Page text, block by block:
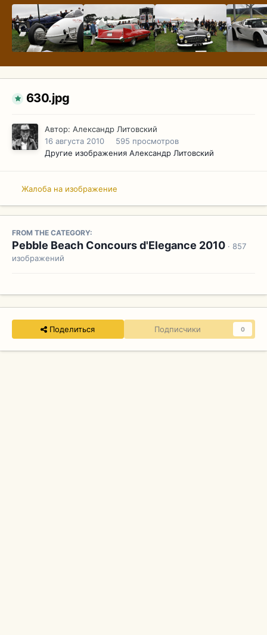
630.jpg
Автор: Александр Литовский
16 августа 2010
595 просмотров
Другие изображения Александр Литовский
Жалоба на изображение
FROM THE CATEGORY:
Pebble Beach Concours d'Elegance 2010 · 857
изображений
Поделиться Подписчики 0